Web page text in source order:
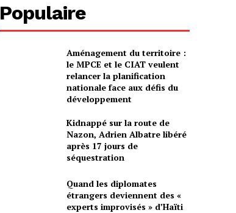
Populaire
Aménagement du territoire :
le MPCE et le CIAT veulent
relancer la planification
nationale face aux défis du
développement
Kidnappé sur la route de
Nazon, Adrien Albatre libéré
après 17 jours de
séquestration
Quand les diplomates
étrangers deviennent des «
experts improvisés » d’Haïti